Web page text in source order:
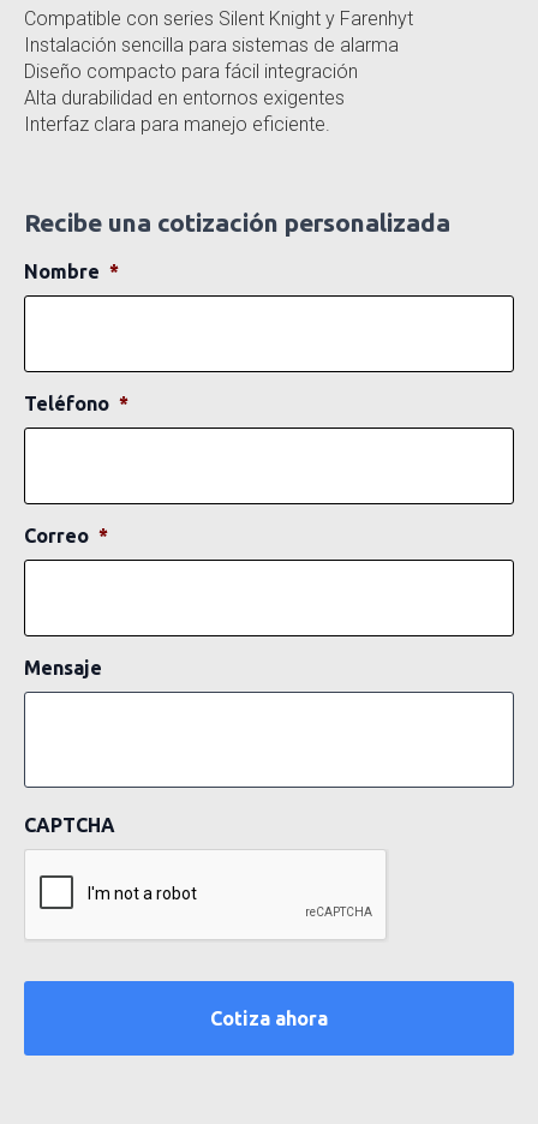
Compatible con series Silent Knight y Farenhyt
Instalación sencilla para sistemas de alarma
Diseño compacto para fácil integración
Alta durabilidad en entornos exigentes
Interfaz clara para manejo eficiente.
Recibe una cotización personalizada
Nombre *
Teléfono *
Correo *
Mensaje
CAPTCHA